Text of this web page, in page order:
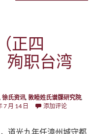
正四
殉职台湾
, 徐氏资讯, 敦睦姓氏谱牒研究院,
7 月 14 日 添加评论
道光九年任漳州城守都